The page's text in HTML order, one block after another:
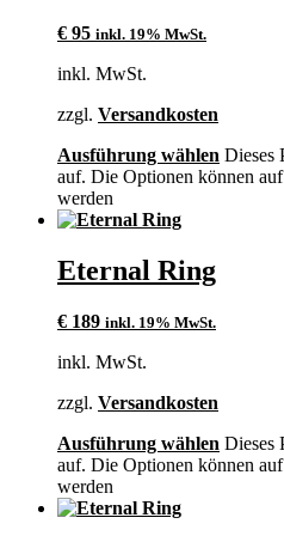
€ 95 inkl. 19% MwSt.
inkl. MwSt.
zzgl. Versandkosten
Ausführung wählen Dieses
auf. Die Optionen können
werden
Eternal Ring
€ 189 inkl. 19% MwSt.
inkl. MwSt.
zzgl. Versandkosten
Ausführung wählen Dieses
auf. Die Optionen können
werden